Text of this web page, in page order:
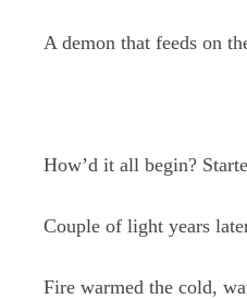
A demon that feeds on
How’d it all begin?
Couple of light years
Fire warmed the cold,